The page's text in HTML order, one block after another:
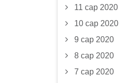
11 сар 2020
10 сар 2020
9 сар 2020
8 сар 2020
7 сар 2020